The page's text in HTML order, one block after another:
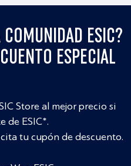
ESIC?
ESPECIAL
Store al mejor precio si
de ESIC*.
tu cupón de descuento.